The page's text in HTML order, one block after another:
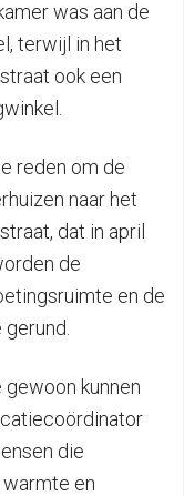
was aan de
terwijl in het
ook een
reden om de
naar het
dat in april
de
en de
kunnen
die
en